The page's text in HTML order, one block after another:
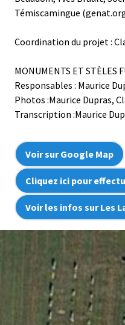
Témiscamingue
Coordination du projet :
MONUMENTS ET STÈLES
Responsables : Maurice
Photos :Maurice Dupras,
Transcription :Maurice
Voir sur Google Map
Cliquez ici pour
Voir les infos sur Les